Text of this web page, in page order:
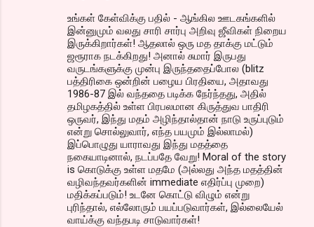
உங்கள் கேள்விக்கு பதில் - ஆங்கில ஊடகங்களில்
இன்னுமும் வலது சாரி சார்பு அறிவு ஜீவிகள் நிறைய
இருக்கிறார்கள்! ஆதலால் ஒரு மத தாக்கு மட்டும்
ஜரூராக நடக்கிறது! அனால் சுமார் இருபது
வருடங்களுக்கு முன்பு இருந்ததைப்போல (blitz
பத்திரிகை ஒன்றின் பழைய பிரதியை, அதாவது
1986-87 இல் வந்ததை படிக்க நேர்ந்தது, அதில்
தமிழகத்தில் உள்ள பிரபலமான கிருத்துவ பாதிரி
ஒருவர், இந்து மதம் அழிந்தால்தான் நாடு உருப்புடும்
என்று சொல்லுவார், எந்த பயமும் இல்லாமல்)
இப்பொழுது யாராவது இந்து மதத்தை
நகையாடினால், நடப்பதே வேறு! Moral of the story
is கொடுக்கு உள்ள மதமே (அல்லது அந்த மதத்தின்
வழிவந்தவர்களின் immediate எதிர்ப்பு முறை)
மதிக்கப்படும்! உடனே கொட்டு விழும் என்று
புரிந்தால், எல்லோரும் பயப்படுவார்கள், இல்லையேல்
வாய்க்கு வந்தபடி சாடுவார்கள்!